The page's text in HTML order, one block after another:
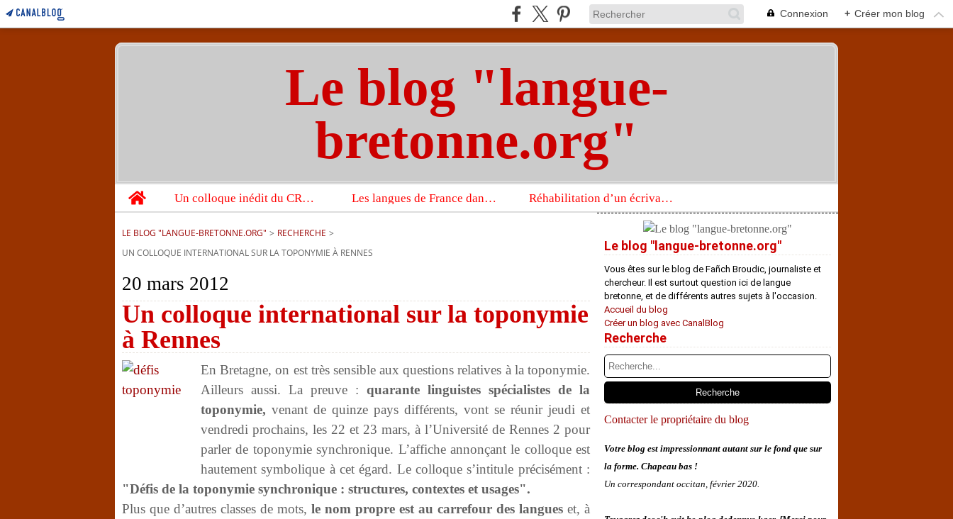
Connexion + Créer mon blog
Le blog "langue-
bretonne.org"
Home
Un colloque inédit du CRBC sur les victimes de l’année 1944 Les langues de France dans un imposant ouvrage sur la langue française que publient les Presses universitaires d’Oxford Réhabilitation d’un écrivain de langue bretonne aujourd’hui mal connu et méconnu
LE BLOG "LANGUE-BRETONNE.ORG" > RECHERCHE >
UN COLLOQUE INTERNATIONAL SUR LA TOPONYMIE À RENNES
20 mars 2012
Un colloque international sur la toponymie
à Rennes
En Bretagne, on est très sensible aux questions relatives à la toponymie.
Ailleurs aussi. La preuve : quarante linguistes spécialistes de la
toponymie, venant de quinze pays différents, vont se réunir jeudi et
vendredi prochains, les 22 et 23 mars, à l’Université de Rennes 2 pour
parler de toponymie synchronique. L’affiche annonçant le colloque est
hautement symbolique à cet égard. Le colloque s’intitule précisément :
"Défis de la toponymie synchronique : structures, contextes et usages".
Plus que d’autres classes de mots, le nom propre est au carrefour des langues et, à
Le blog "langue-bretonne.org"
Vous êtes sur le blog de Fañch Broudic, journaliste et
chercheur. Il est surtout question ici de langue
bretonne, et de différents autres sujets à l'occasion.
Accueil du blog
Créer un blog avec CanalBlog
Recherche
Contacter le propriétaire du blog
Votre blog est impressionnant autant sur le fond que sur
la forme. Chapeau bas !
Un correspondant occitan, février 2020.